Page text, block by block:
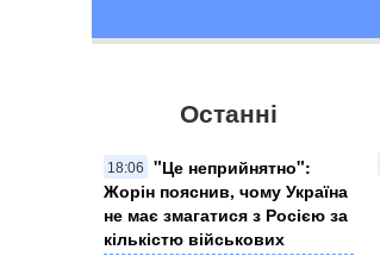
Останні
18:06
"Це неприйнятно":
Жорін пояснив, чому Україна
не має змагатися з Росією за
кількістю військових